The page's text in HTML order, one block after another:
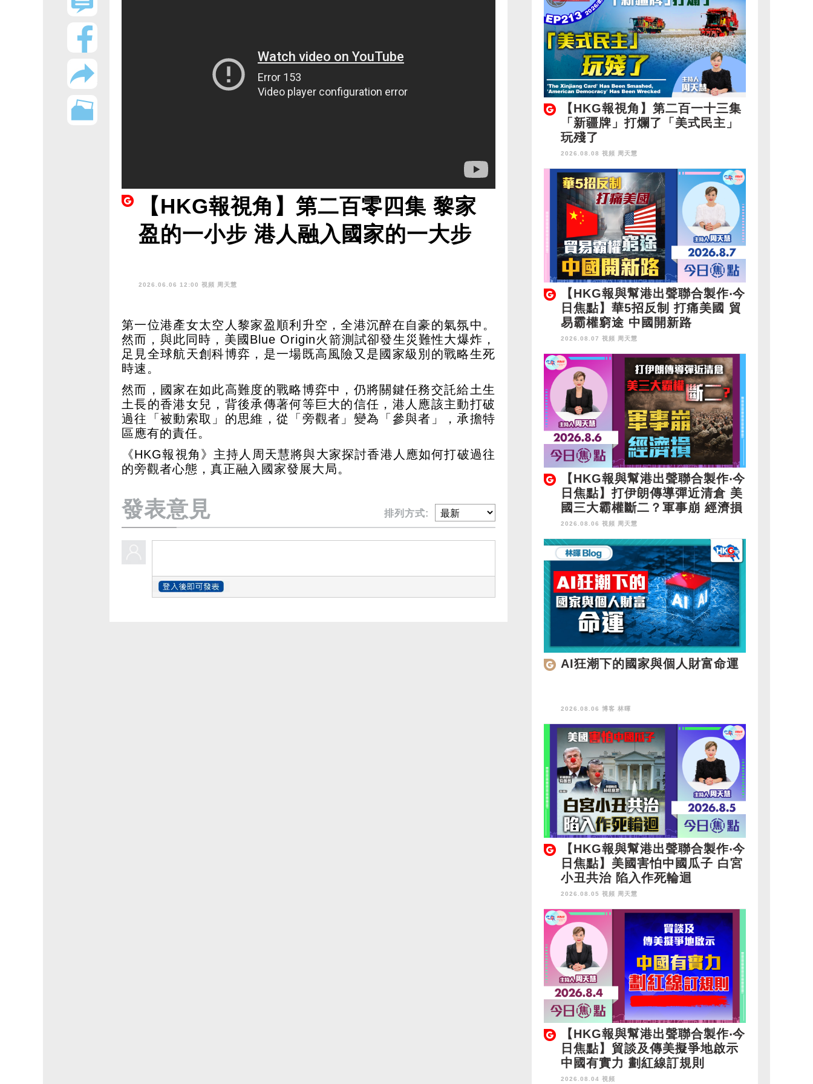
【HKG報視角】第二百零四集 黎家
盈的一小步 港人融入國家的一大步
2026.06.06 12:00 視頻 周天慧
第一位港產女太空人黎家盈順利升空，全港沉醉在自豪的氣氛中。
然而，與此同時，美國Blue Origin火箭測試卻發生災難性大爆炸，
足見全球航天創科博弈，是一場既高風險又是國家級別的戰略生死
時速。
然而，國家在如此高難度的戰略博弈中，仍將關鍵任務交託給土生
土長的香港女兒，背後承傳著何等巨大的信任，港人應該主動打破
過往「被動索取」的思維，從「旁觀者」變為「參與者」，承擔特
區應有的責任。
《HKG報視角》主持人周天慧將與大家探討香港人應如何打破過往
的旁觀者心態，真正融入國家發展大局。
發表意見 排列方式:
【HKG報視角】第二百一十三集
「新疆牌」打爛了「美式民主」
玩殘了
2026.08.08 視頻 周天慧
【HKG報與幫港出聲聯合製作‧今
日焦點】華5招反制 打痛美國 貿
易霸權窮途 中國開新路
2026.08.07 視頻 周天慧
【HKG報與幫港出聲聯合製作‧今
日焦點】打伊朗傳導彈近清倉 美
國三大霸權斷二？軍事崩 經濟損
2026.08.06 視頻 周天慧
AI狂潮下的國家與個人財富命運
2026.08.06 博客 林暉
【HKG報與幫港出聲聯合製作‧今
日焦點】美國害怕中國瓜子 白宮
小丑共治 陷入作死輪迴
2026.08.05 視頻 周天慧
【HKG報與幫港出聲聯合製作‧今
日焦點】貿談及傳美擬爭地啟示
中國有實力 劃紅線訂規則
2026.08.04 視頻